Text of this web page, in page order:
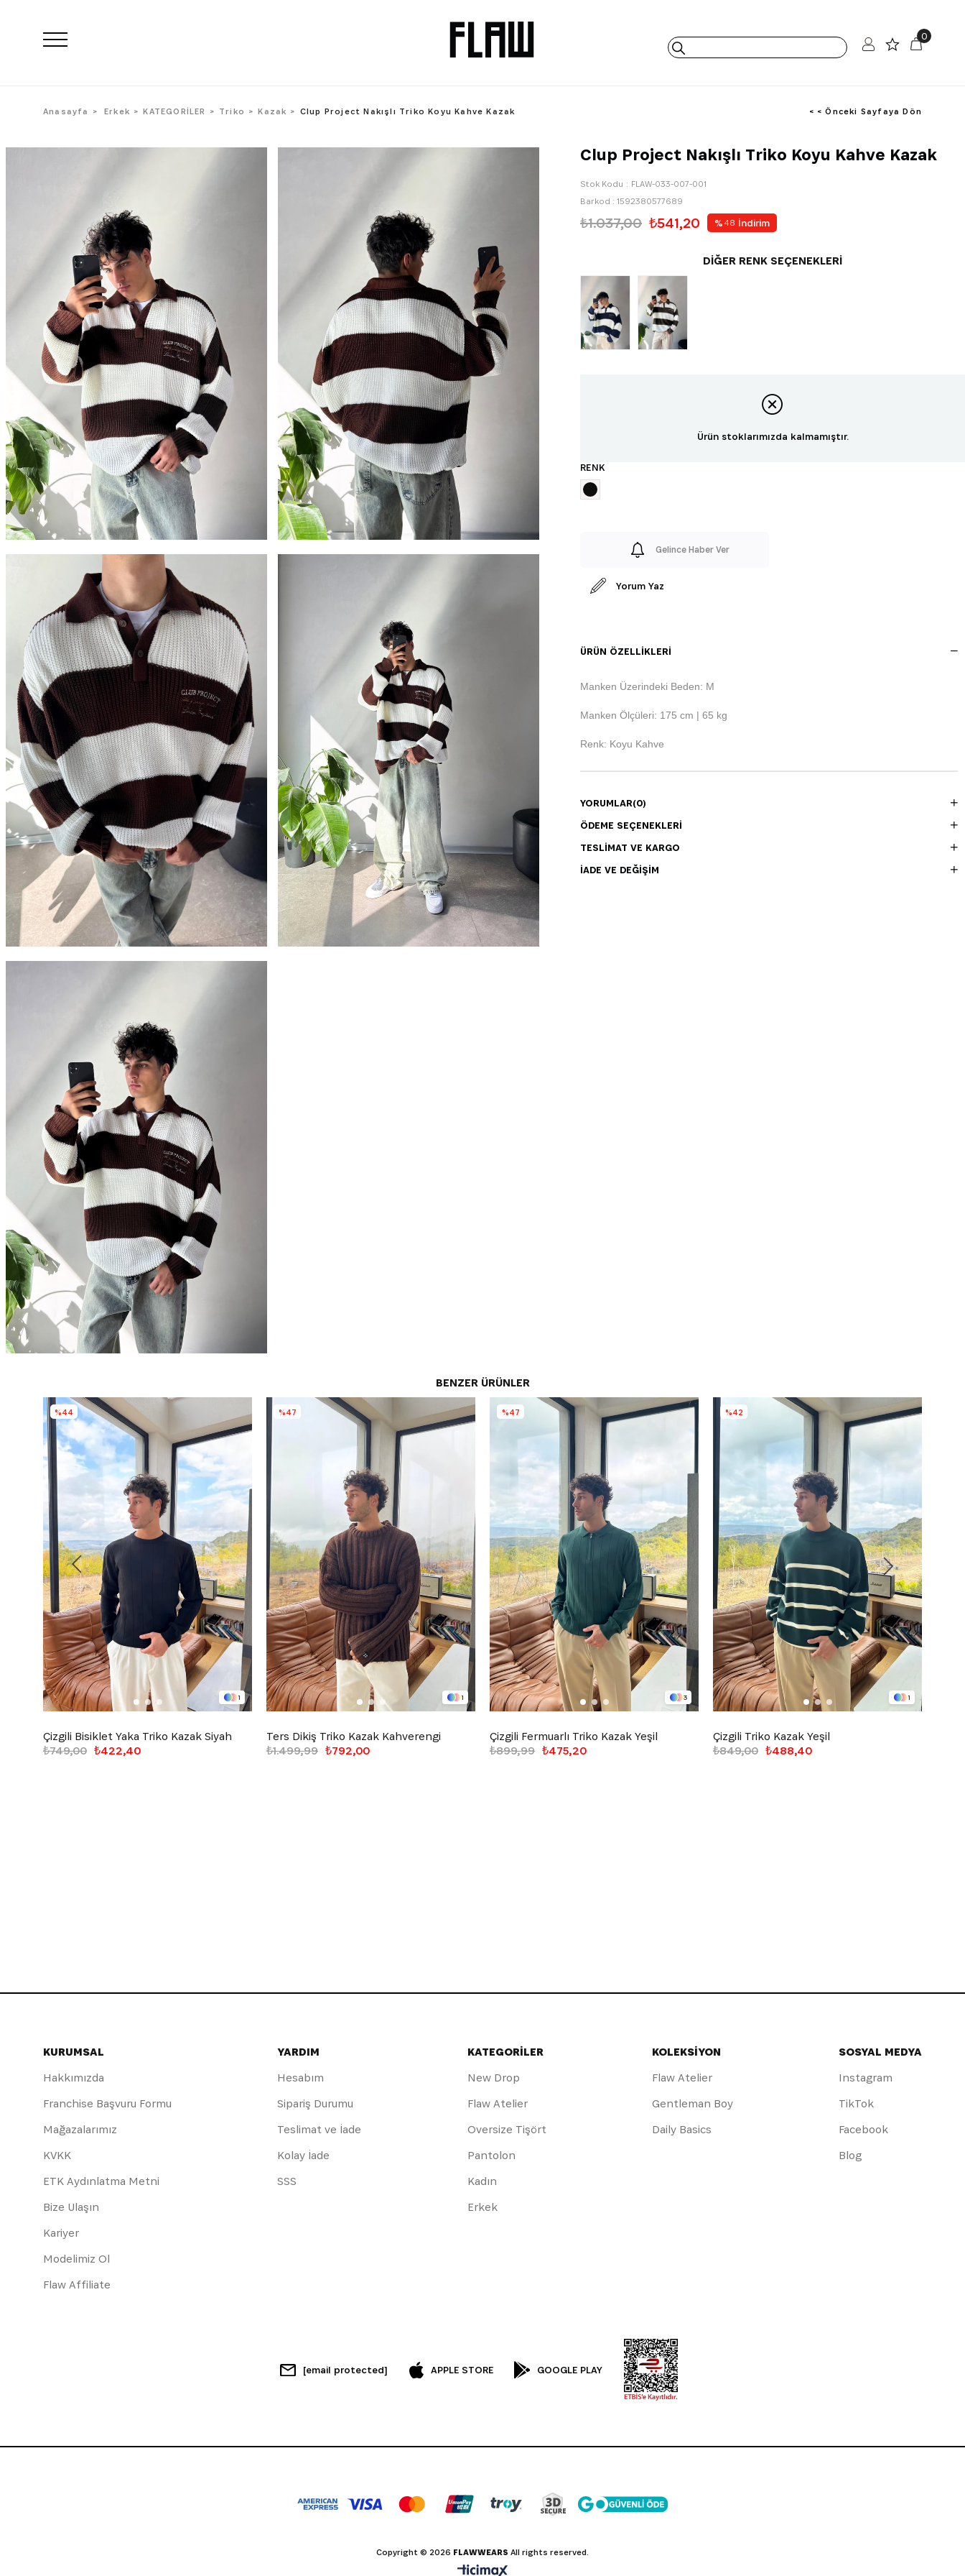
0
Anasayfa Erkek KATEGORİLER Triko Kazak Clup Project Nakışlı Triko Koyu Kahve Kazak < < Önceki Sayfaya Dön
Clup Project Nakışlı Triko Koyu Kahve Kazak
Stok Kodu
FLAW-033-007-001
Barkod : 1592380577689
₺1.037,00 ₺541,20 % 48 İndirim
DIĞER RENK SEÇENEKLERI
Ürün stoklarımızda kalmamıştır.
RENK
Gelince Haber Ver
Yorum Yaz
ÜRÜN ÖZELLIKLERI
Manken Üzerindeki Beden: M
Manken Ölçüleri: 175 cm | 65 kg
Renk: Koyu Kahve
YORUMLAR(0)
ÖDEME SEÇENEKLERI
TESLIMAT VE KARGO
İADE VE DEĞIŞIM
BENZER ÜRÜNLER
1
Çizgili Bisiklet Yaka Triko Kazak Siyah
₺422,40
₺749,00
%44
1
Ters Dikiş Triko Kazak Kahverengi
₺792,00
₺1.499,99
%47
3
Çizgili Fermuarlı Triko Kazak Yeşil
₺475,20
₺899,99
%47
1
Çizgili Triko Kazak Yeşil
₺488,40
₺849,00
%42
KURUMSAL
Hakkımızda
Franchise Başvuru Formu
Mağazalarımız
KVKK
ETK Aydınlatma Metni
Bize Ulaşın
Kariyer
Modelimiz Ol
Flaw Affiliate
YARDIM
Hesabım
Sipariş Durumu
Teslimat ve İade
Kolay İade
SSS
KATEGORİLER
New Drop
Flaw Atelier
Oversize Tişört
Pantolon
Kadın
Erkek
KOLEKSİYON
Flaw Atelier
Gentleman Boy
Daily Basics
SOSYAL MEDYA
Instagram
TikTok
Facebook
Blog
[email protected] APPLE STORE GOOGLE PLAY
Copyright © 2026 FLAWWEARS All rights reserved.